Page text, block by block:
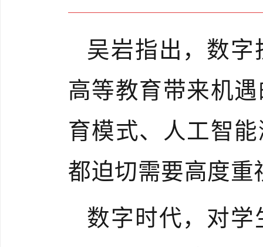
吴岩指出，数
高等教育带来机
育模式、人工智
都迫切需要高度
数字时代，对